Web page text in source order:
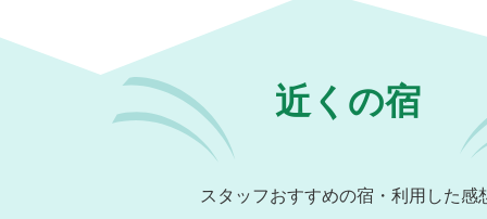
近くの宿
スタッフおすすめの宿・利用した感